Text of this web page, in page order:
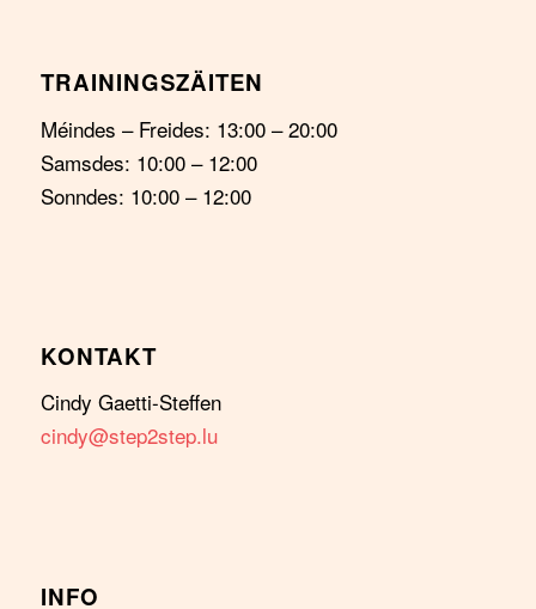
TRAININGSZÄITEN
Méindes – Freides: 13:00 – 20:00
Samsdes: 10:00 – 12:00
Sonndes: 10:00 – 12:00
KONTAKT
Cindy Gaetti-Steffen
cindy@step2step.lu
INFO